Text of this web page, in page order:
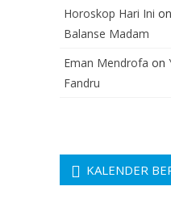
Horoskop Hari Ini on
Balanse Madam
Eman Mendrofa on
Fandru
KALENDER